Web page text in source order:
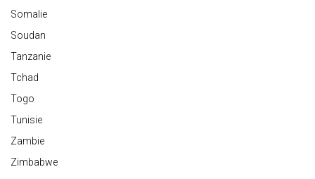
Somalie
Soudan
Tanzanie
Tchad
Togo
Tunisie
Zambie
Zimbabwe